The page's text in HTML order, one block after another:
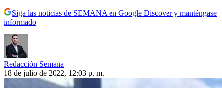
Siga las noticias de SEMANA en Google Discover y manténgase
informado
Redacción Semana
18 de julio de 2022, 12:03 p. m.